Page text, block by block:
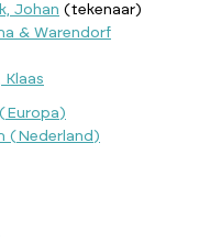
Johan (tekenaar)
& Warendorf
Klaas
(Nederland)